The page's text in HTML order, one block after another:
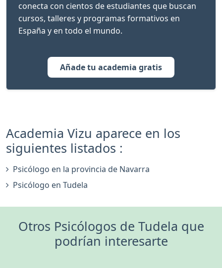
conecta con cientos de estudiantes que buscan
cursos, talleres y programas formativos en
España y en todo el mundo.
Añade tu academia gratis
Academia Vizu aparece en los
siguientes listados :
Psicólogo en la provincia de Navarra
Psicólogo en Tudela
Otros Psicólogos de Tudela que
podrían interesarte